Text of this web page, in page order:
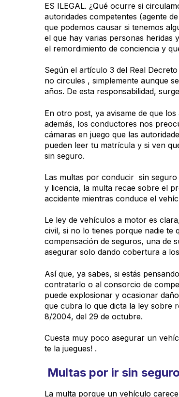
ES ILEGAL. ¿Qué ocurre si
autoridades competentes (agente
que podemos causar si tenemos
el que hay varias personas heridas
el remordimiento de conciencia y
Según el artículo 3 del Real
no circules , simplemente aunque
años. De esta responsabilidad,
En otro post, ya avisame de que
además, los conductores nos
cámaras en juego que las
pueden leer tu matrícula y si ven
sin seguro.
Las multas por conducir sin
y licencia, la multa recae sobre el
accidente mientras conduce el
Le ley de vehículos a motor es
civil, si no lo tienes porque nadie
compensación de seguros, una de
asegurar solo dando cobertura a
Así que, ya sabes, si estás
contratarlo o al consorcio de
puede explosionar y ocasionar
que cubra lo que dicta la ley sobre
8/2004, del 29 de octubre.
Cuesta muy poco asegurar un
te la juegues! .
Multas por ir sin seguro
La multa porque un vehículo